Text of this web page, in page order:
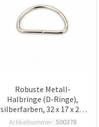
Robuste Metall-
Halbringe (D-Ringe),
silberfarben, 32 x 17 x 2,8
mm - 10 Stück, ideal für
Artikelnummer: 500378